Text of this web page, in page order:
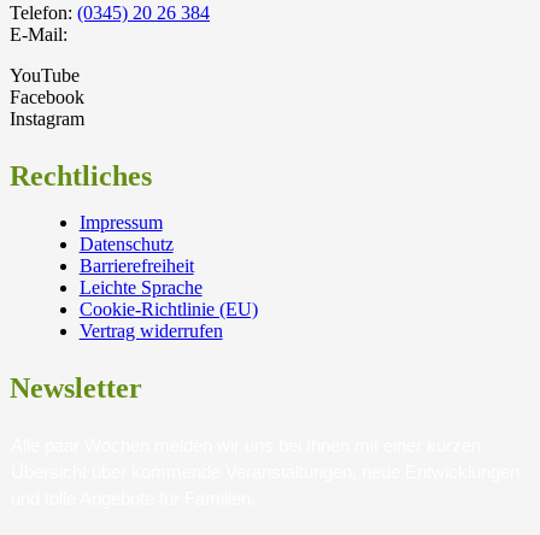
Telefon: (0345) 20 26 384
E-Mail:
YouTube
Facebook
Instagram
Rechtliches
Impressum
Datenschutz
Barrierefreiheit
Leichte Sprache
Cookie-Richtlinie (EU)
Vertrag widerrufen
Newsletter